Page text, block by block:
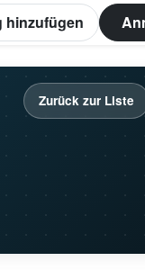
hinzufügen
Zurück zur Liste